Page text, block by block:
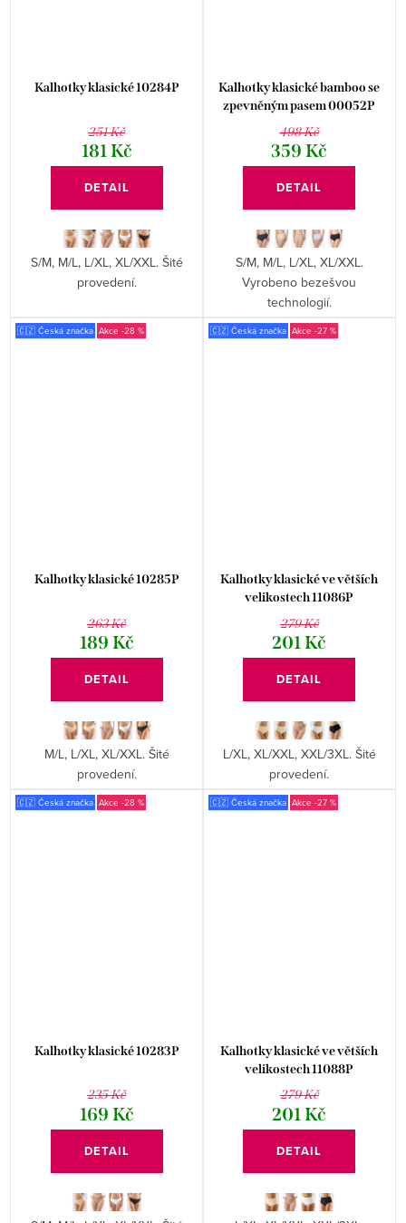
Kalhotky klasické 10284P
251 Kč
181 Kč
DETAIL
S/M, M/L, L/XL, XL/XXL. Šité
provedení.
Kalhotky klasické bamboo se
zpevněným pasem 00052P
498 Kč
359 Kč
DETAIL
S/M, M/L, L/XL, XL/XXL.
Vyrobeno bezešvou
technologií.
🇨🇿 Česká značka -28 %
Kalhotky klasické 10285P
263 Kč
189 Kč
DETAIL
M/L, L/XL, XL/XXL. Šité
provedení.
🇨🇿 Česká značka -27 %
Kalhotky klasické ve větších
velikostech 11086P
279 Kč
201 Kč
DETAIL
L/XL, XL/XXL, XXL/3XL. Šité
provedení.
🇨🇿 Česká značka -28 %
Kalhotky klasické 10283P
235 Kč
169 Kč
DETAIL
🇨🇿 Česká značka -27 %
Kalhotky klasické ve větších
velikostech 11088P
279 Kč
201 Kč
DETAIL